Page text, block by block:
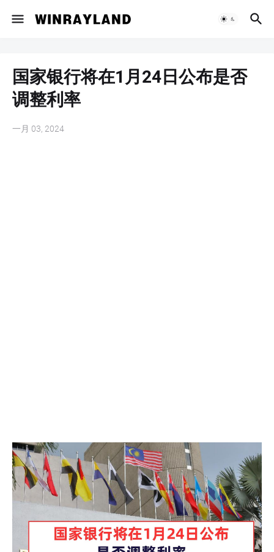
国家银行将在1月24日公布是否
调整利率
一月 03, 2024